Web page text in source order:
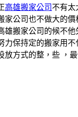
高雄搬家公司 不有太
家公司也不做大的
雄搬家公司的候不
力保持定的搬家用
放方式的整，些 ，